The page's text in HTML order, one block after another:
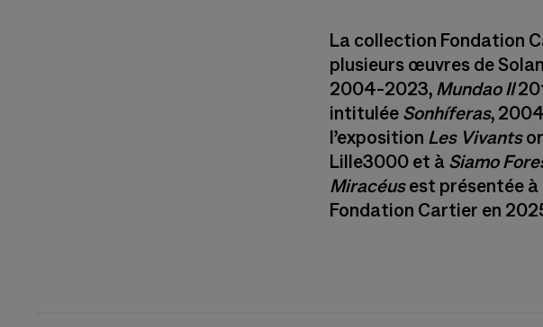
La collection Fondation
plusieurs œuvres de
2004-2023, Mundao II
intitulée Sonhíferas,
l’exposition Les Vivants
Lille3000 et à Siamo
Miracéusest présentée à
Fondation Cartier en